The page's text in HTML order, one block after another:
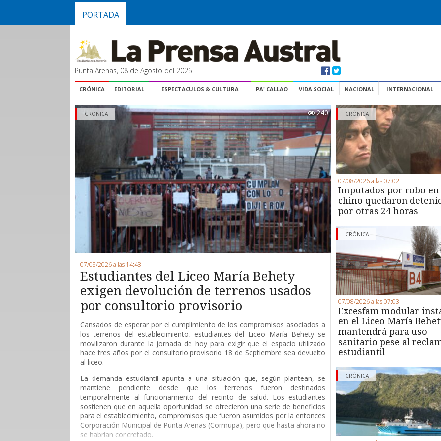
PORTADA
Punta Arenas, 08 de Agosto del 2026
CRÓNICA EDITORIAL ESPECTACULOS & CULTURA PA' CALLAO VIDA SOCIAL NACIONAL INTERNACIONAL
240
CRÓNICA
07/08/2026 a las 14:48
Estudiantes del Liceo María Behety
exigen devolución de terrenos usados
por consultorio provisorio
Cansados de esperar por el cumplimiento de los compromisos asociados a
los terrenos del establecimiento, estudiantes del Liceo María Behety se
movilizaron durante la jornada de hoy para exigir que el espacio utilizado
hace tres años por el consultorio provisorio 18 de Septiembre sea devuelto
al liceo.
La demanda estudiantil apunta a una situación que, según plantean, se
mantiene pendiente desde que los terrenos fueron destinados
temporalmente al funcionamiento del recinto de salud. Los estudiantes
sostienen que en aquella oportunidad se ofrecieron una serie de beneficios
para el establecimiento, compromisos que fueron asumidos por la entonces
Corporación Municipal de Punta Arenas (Cormupa), pero que hasta ahora no
se habrían concretado.
CRÓNICA
07/08/2026 a las 07:02
Imputados por robo
chino quedaron
por otras 24 horas
CRÓNICA
07/08/2026 a las 07:03
Excesfam modular
en el Liceo María
mantendrá para uso
sanitario pese al
estudiantil
CRÓNICA